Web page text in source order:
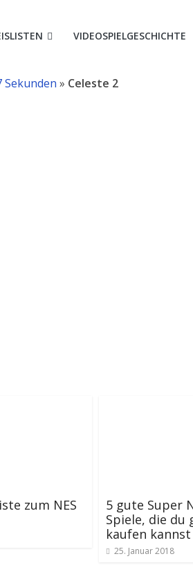
VIDEOSPIELGESCHICHTE
Sekunden » Celeste 2
zum NES
5 gute Super
Spiele, die du
kaufen kannst
25. Januar 2018